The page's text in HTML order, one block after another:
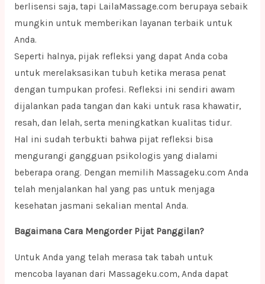
berlisensi saja, tapi LailaMassage.com berupaya sebaik
mungkin untuk memberikan layanan terbaik untuk
Anda.
Seperti halnya, pijak refleksi yang dapat Anda coba
untuk merelaksasikan tubuh ketika merasa penat
dengan tumpukan profesi. Refleksi ini sendiri awam
dijalankan pada tangan dan kaki untuk rasa khawatir,
resah, dan lelah, serta meningkatkan kualitas tidur.
Hal ini sudah terbukti bahwa pijat refleksi bisa
mengurangi gangguan psikologis yang dialami
beberapa orang. Dengan memilih Massageku.com Anda
telah menjalankan hal yang pas untuk menjaga
kesehatan jasmani sekalian mental Anda.
Bagaimana Cara Mengorder Pijat Panggilan?
Untuk Anda yang telah merasa tak tabah untuk
mencoba layanan dari Massageku.com, Anda dapat